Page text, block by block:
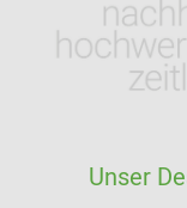
Unser